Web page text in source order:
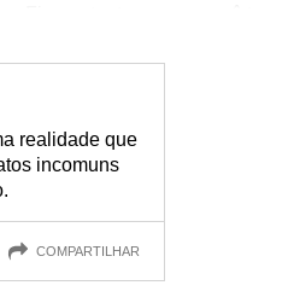
Fique atento ao que você
realidade que
incomuns
COMPARTILHAR